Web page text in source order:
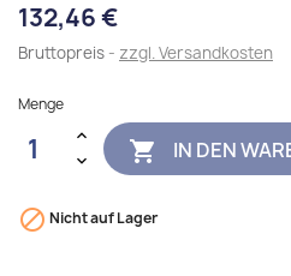
132,46 €
Bruttopreis zzgl. Versandkosten
Menge
 IN DEN
 Nicht auf Lager